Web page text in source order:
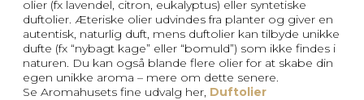
olier(fx lavendel, citron, eukalyptus) eller syntetiske
duftolier. Æteriske olier udvindes fra planter og giver en
autentisk, naturlig duft, mens duftolier kan tilbyde unikke
dufte (fx “nybagt kage” eller “bomuld”) som ikke findes i
naturen. Du kan også blande flere olier for at skabe din
egen unikke aroma – mere om dette senere.
Se Aromahusets fine udvalg her, Duftolier